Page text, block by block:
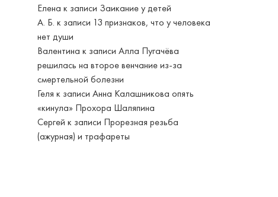
Елена к записи Заикание у детей
А. Б. к записи 13 признаков, что у человека
нет души
Валентина к записиАлла Пугачёва
решилась на второе венчание из-за
смертельной болезни
Геля к записиАнна Калашникова опять
«кинула» Прохора Шаляпина
Сергей к записи Прорезная резьба
(ажурная) и трафареты